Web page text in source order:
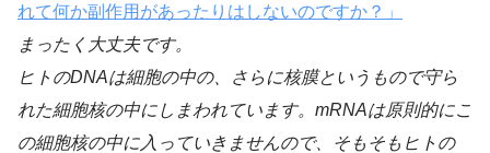
れて何か副作用があったりはしないのですか？」
まったく大丈夫です。
ヒトのDNAは細胞の中の、さらに核膜というもので守ら
れた細胞核の中にしまわれています。mRNAは原則的にこ
の細胞核の中に入っていきませんので、そもそもヒトの